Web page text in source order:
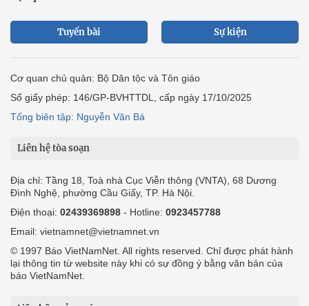
Tuyến bài Sự kiện
Cơ quan chủ quản: Bộ Dân tộc và Tôn giáo
Số giấy phép: 146/GP-BVHTTDL, cấp ngày 17/10/2025
Tổng biên tập: Nguyễn Văn Bá
Liên hệ tòa soạn
Địa chỉ: Tầng 18, Toà nhà Cục Viễn thông (VNTA), 68 Dương
Đình Nghệ, phường Cầu Giấy, TP. Hà Nội.
Điện thoại: 02439369898 - Hotline: 0923457788
Email: vietnamnet@vietnamnet.vn
© 1997 Báo VietNamNet. All rights reserved. Chỉ được phát hành
lại thông tin từ website này khi có sự đồng ý bằng văn bản của
báo VietNamNet.